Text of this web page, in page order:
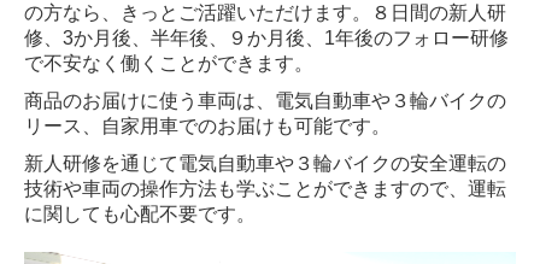
の方なら、きっとご活躍いただけます。８日間の新人研
修、3か月後、半年後、９か月後、1年後のフォロー研修
で不安なく働くことができます。
商品のお届けに使う車両は、電気自動車や３輪バイクの
リース、自家用車でのお届けも可能です。
新人研修を通じて電気自動車や３輪バイクの安全運転の
技術や車両の操作方法も学ぶことができますので、運転
に関しても心配不要です。